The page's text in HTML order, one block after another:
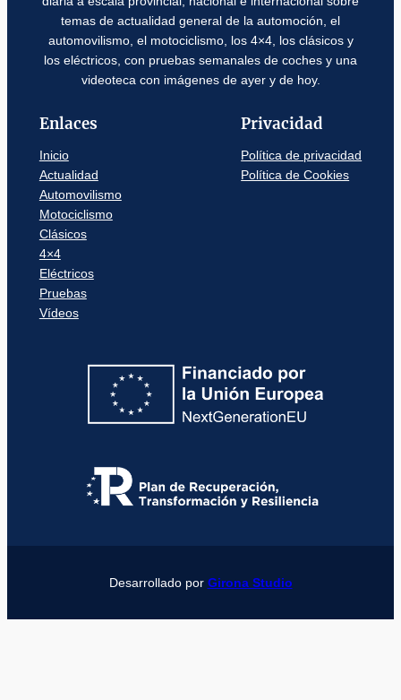
temas de actualidad general de la automoción, el
automovilismo, el motociclismo, los 4×4, los clásicos y
los eléctricos, con pruebas semanales de coches y una
videoteca con imágenes de ayer y de hoy.
Enlaces
Inicio
Actualidad
Automovilismo
Motociclismo
Clásicos
4×4
Eléctricos
Pruebas
Vídeos
Privacidad
Política de privacidad
Política de Cookies
Desarrollado por Girona Studio